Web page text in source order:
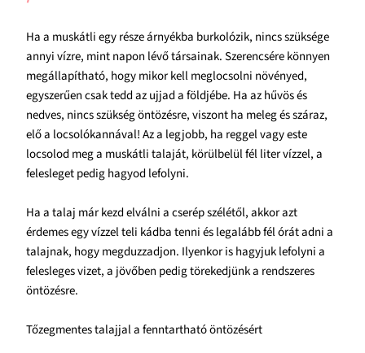
Ha a muskátli egy része árnyékba burkolózik, nincs szüksége
annyi vízre, mint napon lévő társainak. Szerencsére könnyen
megállapítható, hogy mikor kell meglocsolni növényed,
egyszerűen csak tedd az ujjad a földjébe. Ha az hűvös és
nedves, nincs szükség öntözésre, viszont ha meleg és száraz,
elő a locsolókannával! Az a legjobb, ha reggel vagy este
locsolod meg a muskátli talaját, körülbelül fél liter vízzel, a
felesleget pedig hagyod lefolyni.
Ha a talaj már kezd elválni a cserép szélétől, akkor azt
érdemes egy vízzel teli kádba tenni és legalább fél órát adni a
talajnak, hogy megduzzadjon. Ilyenkor is hagyjuk lefolyni a
felesleges vizet, a jövőben pedig törekedjünk a rendszeres
öntözésre.
Tőzegmentes talajjal a fenntartható öntözésért